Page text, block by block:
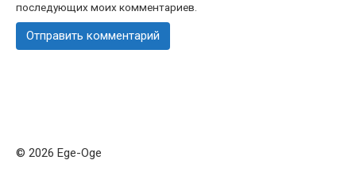
последующих моих комментариев.
© 2026 Ege-Oge